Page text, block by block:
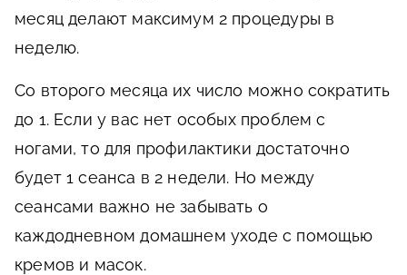
месяц делают максимум 2 процедуры в
неделю.
Со второго месяца их число можно сократить
до 1. Если у вас нет особых проблем с
ногами, то для профилактики достаточно
будет 1 сеанса в 2 недели. Но между
сеансами важно не забывать о
каждодневном домашнем уходе с помощью
кремов и масок.